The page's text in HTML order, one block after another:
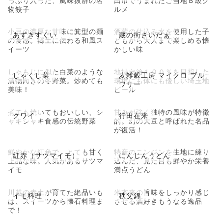
物餃子
ルメ
あずきすくい
小豆の濃厚な甘味に箕型の麺
の食感。郷土に伝わる和風ス
イーツ
蔵の街さいだぁ
酒蔵の仕込み水を使用した子
どもから大人まで楽しめる懐
かしい味
しゃくし菜
しゃもじに似た白菜のような
漬物向きの冬野菜。炒めても
美味！
麦雑穀工房 マイクロ ブル
ワリー
地域自給１００％を目指した
環境にも体にも優しい埼玉地
ビール
クワイ
煮ても焼いてもおいしい、シ
ャキシャキ食感の伝統野菜
行田在来
甘みが強く独特の風味が特徴
的。幻の大豆と呼ばれた名品
が復活！
紅赤（サツマイモ）
鮮やかな紅色で、とても甘く
上品な味。人気があるサツマ
イモ
にんじんうどん
特産のニンジンを生地に練り
込んだ、見た目も鮮やか栄養
満点うどん
イモ料理
川越の赤土が育てた絶品いも
は、スイーツから懐石料理ま
で！
秩父錦
米本来の旨味をしっかり感じ
させる酒好きもうなる逸品